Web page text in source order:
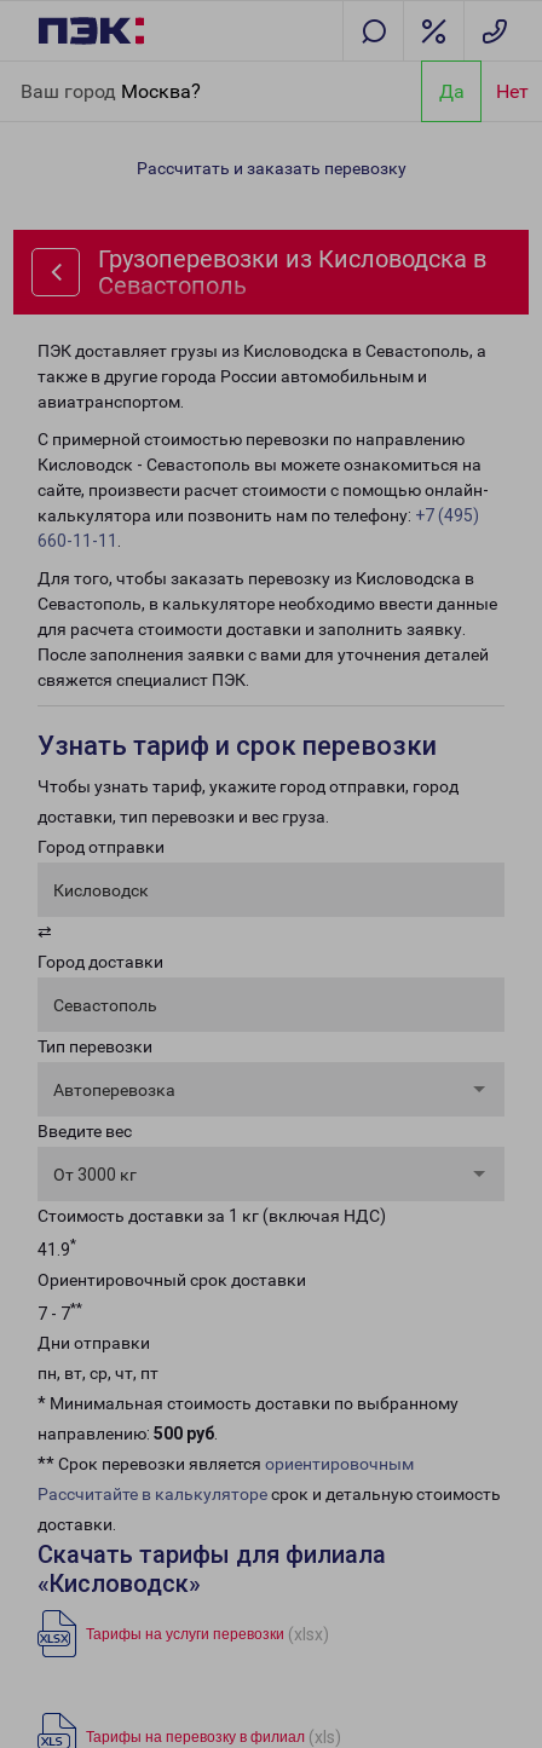
Ваш город Москва? Да Нет
Севастополь
Рассчитать и заказать перевозку
Грузоперевозки из Кисловодска в
Севастополь
ПЭК доставляет грузы из Кисловодска в Севастополь, а
также в другие города России автомобильным и
авиатранспортом.
С примерной стоимостью перевозки по направлению
Кисловодск - Севастополь вы можете ознакомиться на
сайте, произвести расчет стоимости с помощью онлайн-
калькулятора или позвонить нам по телефону: +7 (495)
660-11-11
Для того, чтобы заказать перевозку из Кисловодска в
Севастополь, в калькуляторе необходимо ввести данные
для расчета стоимости доставки и заполнить заявку.
После заполнения заявки с вами для уточнения деталей
свяжется специалист ПЭК.
Узнать тариф и срок перевозки
Чтобы узнать тариф, укажите город отправки, город
доставки, тип перевозки и вес груза.
Город отправки
Кисловодск
⇄
Город доставки
Севастополь
Тип перевозки
Автоперевозка
Введите вес
От 3000 кг
Стоимость доставки за 1 кг (включая НДС)
41.9*
Ориентировочный срок доставки
7 - 7**
Дни отправки
пн, вт, ср, чт, пт
* Минимальная стоимость доставки по выбранному
направлению: 500 руб.
** Срок перевозки является ориентировочным
Рассчитайте в калькуляторесрок и детальную стоимость
доставки.
Скачать тарифы для филиала
«Кисловодск»
Тарифы на услуги перевозки (xlsx)
Тарифы на перевозку в филиал (xls)